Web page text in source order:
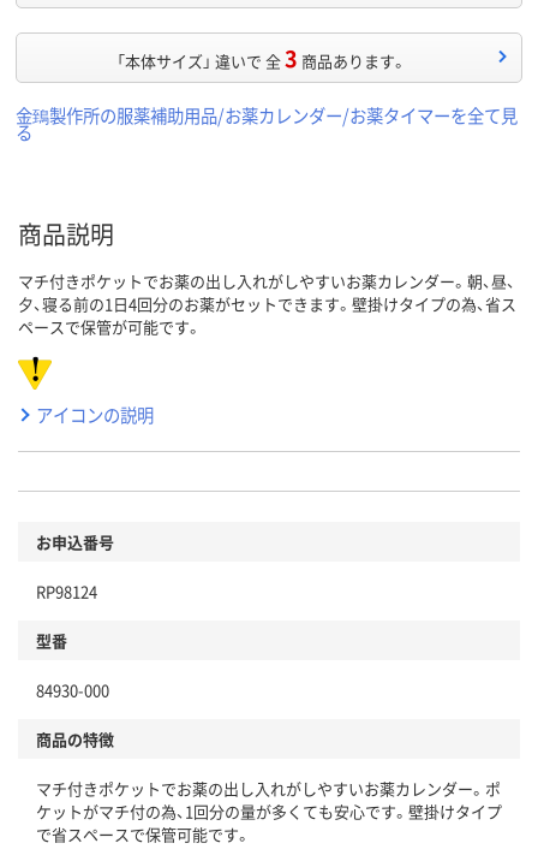
「本体サイズ」 違いで 全3 商品あります。
金鵄製作所の服薬補助用品/お薬カレンダー/お薬タイマーを全て見
る
商品説明
マチ付きポケットでお薬の出し入れがしやすいお薬カレンダー。朝、昼、
夕、寝る前の1日4回分のお薬がセットできます。壁掛けタイプの為、省ス
ペースで保管が可能です。
アイコンの説明
お申込番号
RP98124
型番
84930-000
商品の特徴
マチ付きポケットでお薬の出し入れがしやすいお薬カレンダー。ポ
ケットがマチ付の為、1回分の量が多くても安心です。壁掛けタイプ
で省スペースで保管可能です。